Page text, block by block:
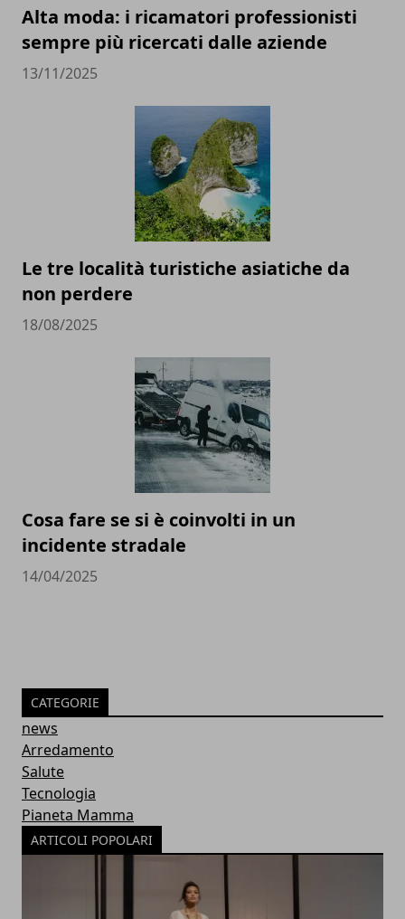
Alta moda: i ricamatori professionisti
sempre più ricercati dalle aziende
13/11/2025
Le tre località turistiche asiatiche da
non perdere
18/08/2025
Cosa fare se si è coinvolti in un
incidente stradale
14/04/2025
CATEGORIE
news
Arredamento
Salute
Tecnologia
Pianeta Mamma
ARTICOLI POPOLARI